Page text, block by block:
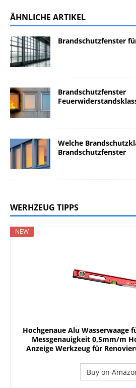
ÄHNLICHE ARTIKEL
Brandschutzfenster
Brandschutzfenster
Welche
Brandschutzfenster
WERHZEUG TIPPS
NEW
Hochgenaue Alu Wasserwaage
Messgenauigkeit 0,5mm/m
Anzeige Werkzeug für
Buy on